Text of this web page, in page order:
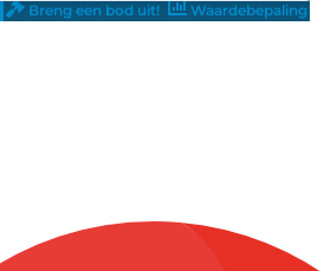
Breng een bod uit! Waardebepaling